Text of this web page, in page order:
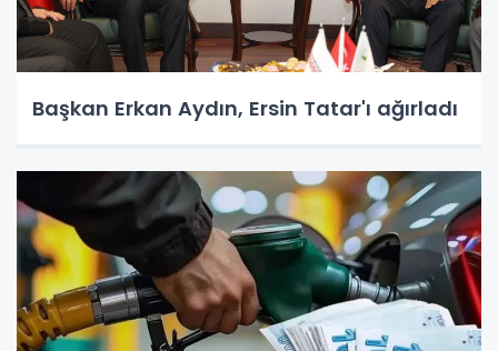
Başkan Erkan Aydın, Ersin Tatar'ı ağırladı